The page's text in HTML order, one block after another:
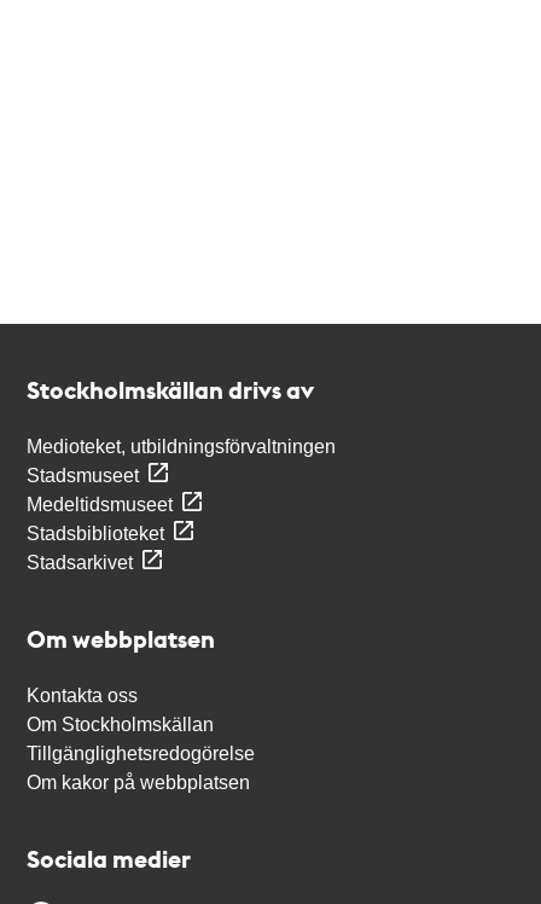
Stockholmskällan drivs av
Medioteket, utbildningsförvaltningen
Stadsmuseet
Medeltidsmuseet
Stadsbiblioteket
Stadsarkivet
Om webbplatsen
Kontakta oss
Om Stockholmskällan
Tillgänglighetsredogörelse
Om kakor på webbplatsen
Sociala medier